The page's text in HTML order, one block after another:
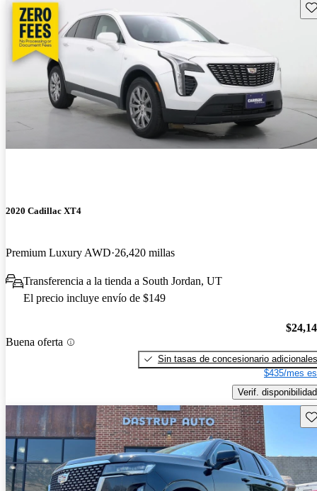
2020 Cadillac XT4
Premium Luxury AWD 26,420 millas
Transferencia a la tienda a South Jordan, UT
El precio incluye envío de $149
Buena oferta
Sin tasas de concesionario adicionales
$435/mes
Verif. disponibilidad